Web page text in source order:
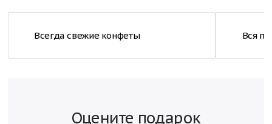
Всегда свежие конфеты Вся
Оцените подарок